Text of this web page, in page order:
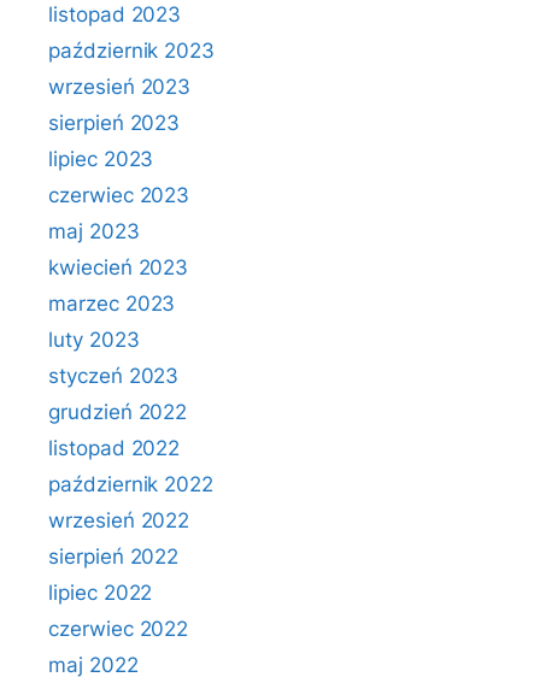
listopad 2023
październik 2023
wrzesień 2023
sierpień 2023
lipiec 2023
czerwiec 2023
maj 2023
kwiecień 2023
marzec 2023
luty 2023
styczeń 2023
grudzień 2022
listopad 2022
październik 2022
wrzesień 2022
sierpień 2022
lipiec 2022
czerwiec 2022
maj 2022